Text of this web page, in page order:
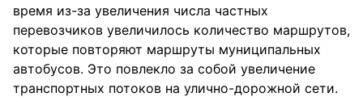
время из-за увеличения числа частных
перевозчиков увеличилось количество маршрутов,
которые повторяют маршруты муниципальных
автобусов. Это повлекло за собой увеличение
транспортных потоков на улично-дорожной сети.